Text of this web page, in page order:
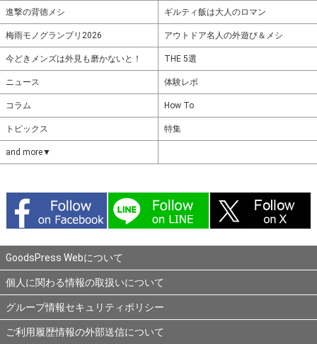
進撃の背徳メシ ギルティ飯は大人のロマン
梅雨モノグランプリ2026 アウトドア名人の外遊び＆メシ
今どきメンズは外見も磨かないと！ THE 5選
ニュース 体験レポ
コラム How To
トピックス 特集
and more▼
GoodsPress Webについて
個人に関わる情報の取扱いについて
グループ情報セキュリティポリシー
ご利用履歴情報の外部送信について